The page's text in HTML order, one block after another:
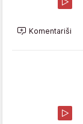
Komentariši